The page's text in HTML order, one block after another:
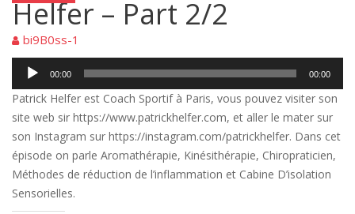
Helfer – Part 2/2
bi9B0ss-1
Lecteur
00:00 00:00
Patrick Helfer est Coach Sportif à Paris, vous pouvez visiter son
site web sir https://www.patrickhelfer.com, et aller le mater sur
son Instagram sur https://instagram.com/patrickhelfer. Dans cet
épisode on parle Aromathérapie, Kinésithérapie, Chiropraticien,
Méthodes de réduction de l’inflammation et Cabine D’isolation
Sensorielles.